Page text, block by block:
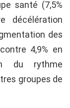
santé (7,5%
décélération
des
4,9% en
du rythme
groupes de